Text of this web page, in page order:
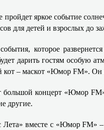
яркое событие
для детей и взрослых до
которое
дарить гостям особую
кот – маскот «Юмор FM».
большой концерт «Юмор
другие.
Лета» вместе с «Юмор FM»